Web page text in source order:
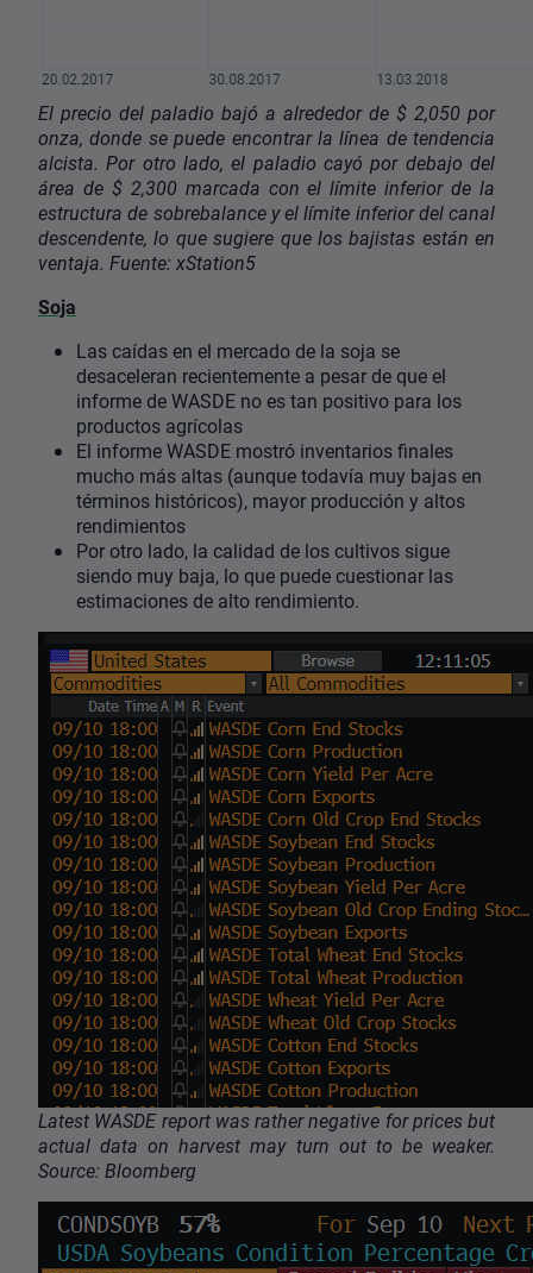
El precio del paladio bajó a alrededor de $ 2,050 por
onza, donde se puede encontrar la línea de tendencia
alcista. Por otro lado, el paladio cayó por debajo del
área de $ 2,300 marcada con el límite inferior de la
estructura de sobrebalance y el límite inferior del canal
descendente, lo que sugiere que los bajistas están en
ventaja. Fuente: xStation5
Soja
Las caídas en el mercado de la soja se
desaceleran recientemente a pesar de que el
informe de WASDE no es tan positivo para los
productos agrícolas
El informe WASDE mostró inventarios finales
mucho más altas (aunque todavía muy bajas en
términos históricos), mayor producción y altos
rendimientos
Por otro lado, la calidad de los cultivos sigue
siendo muy baja, lo que puede cuestionar las
estimaciones de alto rendimiento.
Latest WASDE report was rather negative for prices but
actual data on harvest may turn out to be weaker.
Source: Bloomberg